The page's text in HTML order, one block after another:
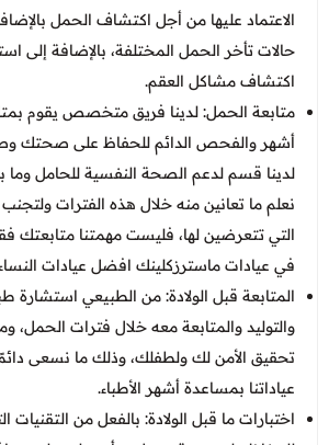
الاعتماد عليها من أجل اكتشاف الحمل
حالات تأخر الحمل المختلفة، بالإضافة إلى
اكتشاف مشاكل العقم.
أشهر والفحص الدائم للحفاظ على صحتك
لدينا قسم لدعم الصحة النفسية للحامل وما بعد
نعلم ما تعانين منه خلال هذه الفترات
التي تتعرضين لها، فليست مهمتنا متابعتك
في عيادات ماسترزكلينك افضل عيادات النساء
المتابعة قبل الولادة: من الطبيعي استشارة
والتوليد والمتابعة معه خلال فترات الحمل،
تحقيق الأمن لك ولطفلك، وذلك ما نسعى
عياداتنا بمساعدة أشهر الأطباء.
اختبارات ما قبل الولادة: بالفعل من التقنيات